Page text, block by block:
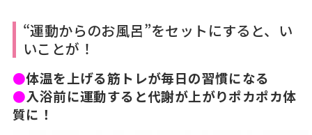
“運動からのお風呂”をセットにすると、い
いことが！
●体温を上げる筋トレが毎日の習慣になる
●入浴前に運動すると代謝が上がりポカポカ体
質に！